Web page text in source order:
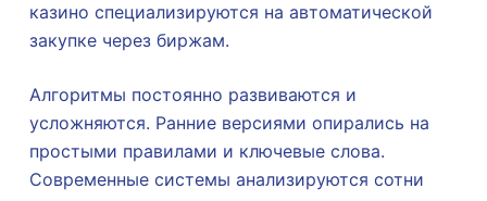
казино специализируются на автоматической
закупке через биржам.
Алгоритмы постоянно развиваются и
усложняются. Ранние версиями опирались на
простыми правилами и ключевые слова.
Современные системы анализируются сотни